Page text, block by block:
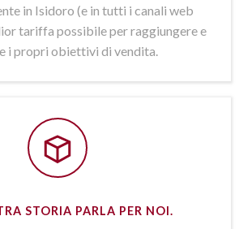
in Isidoro (e in tutti i canali web
tariffa possibile per raggiungere e
i propri obiettivi di vendita.
STORIA PARLA PER NOI.